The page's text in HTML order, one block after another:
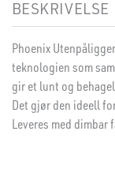
BESKRIVELSE
Phoenix
teknologien som
gir et lunt og
Det gjør den ideell
Leveres med dimbar